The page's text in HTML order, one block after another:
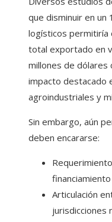
que disminuir en un
logísticos permitiría
total exportado en
millones de dólares
impacto destacado
agroindustriales y
Sin embargo, aún
deben encararse:
Articulación
jurisdicciones